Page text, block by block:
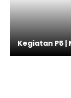
Kegiatan P5 |